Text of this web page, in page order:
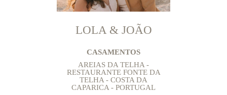
LOLA & JOÃO
CASAMENTOS
AREIAS DA TELHA -
RESTAURANTE FONTE DA
TELHA - COSTA DA
CAPARICA - PORTUGAL